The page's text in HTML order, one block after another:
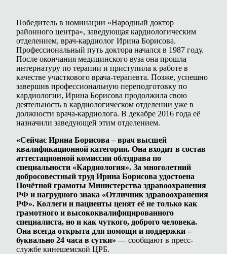
Победитель в номинации «Народный доктор
районного центра», заведующая кардиологическим
отделением, врач-кардиолог Ирина Борисова.
Профессиональный путь доктора начался в 1987 году.
После окончания медицинского вуза она прошла
интернатуру по терапии и приступила к работе в
качестве участкового врача-терапевта. Позже, успешно
завершив профессиональную переподготовку по
кардиологии, Ирина Борисова продолжила свою
деятельность в кардиологическом отделении уже в
должности врача-кардиолога. В декабре 2016 года её
назначили заведующей этим отделением.
«Сейчас Ирина Борисова – врач высшей
квалификационной категории. Она входит в состав
аттестационной комиссии облздрава по
специальности «Кардиология». За многолетний
добросовестный труд Ирина Борисова удостоена
Почётной грамоты Министерства здравоохранения
РФ и нагрудного знака «Отличник здравоохранения
РФ». Коллеги и пациенты ценят её не только как
грамотного и высококвалифицированного
специалиста, но и как чуткого, доброго человека.
Она всегда открыта для помощи и поддержки –
буквально 24 часа в сутки» — сообщают в пресс-
службе кинешемской ЦРБ.